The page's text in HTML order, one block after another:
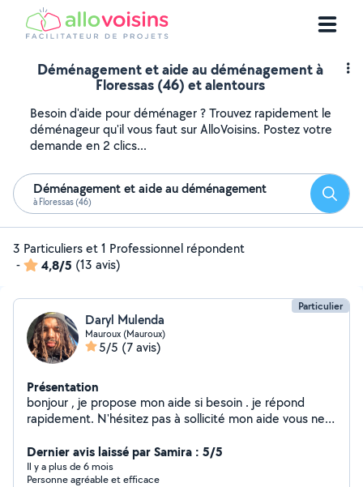
Déménagement et aide au déménagement à
Floressas (46) et alentours
Besoin d'aide pour déménager ? Trouvez rapidement le
déménageur qu'il vous faut sur AlloVoisins. Postez votre
demande en 2 clics...
Déménagement et aide au déménagement
à Floressas (46)
3 Particuliers et 1 Professionnel répondent
-
4,8/5 (13 avis)
Particulier
Daryl Mulenda
Mauroux (Mauroux)
5/5 (7 avis)
Présentation
bonjour , je propose mon aide si besoin . je répond
rapidement. N'hésitez pas à sollicité mon aide vous ne
Dernier avis laissé par Samira : 5/5
Il y a plus de 6 mois
Personne agréable et efficace